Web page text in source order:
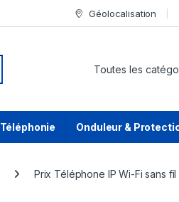
Géolocalisation
Téléphonie Onduleur &
Prix Téléphone IP Wi-Fi sans